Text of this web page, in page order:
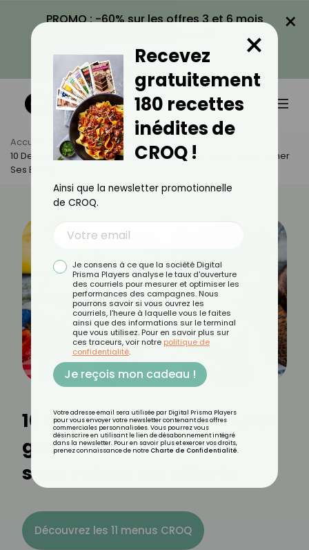
PROMO : -60% sur les offres 3 et 6 mois
VOIR LA PROMO
×
Accueil Actus
Recettes
10 Desserts Qui Ne Font Pas Grossir : Se Faire Plaisir Sans Ruiner
Ses Efforts
10 desserts qui ne font pas
grossir : se faire plaisir
sans ruiner ses efforts
Découvrez les 11 menus CROQ
Recevez
gratuitement
180 recettes
inédites de
CROQ !
×
Ainsi que la newsletter promotionnelle
de CROQ.
Je consens à ce que la société Digital
Prisma Players analyse le taux d'ouverture
des courriels pour mesurer et optimiser les
performances des campagnes. Nous
pourrons savoir si vous ouvrez les
courriels, l'heure à laquelle vous le faites
ainsi que des informations sur le terminal
que vous utilisez. Pour en savoir plus sur
ces traceurs, voir notre politique de
confidentialité.
Je reçois mon cadeau !
Votre adresse email sera utilisée par Digital Prisma Players
pour vous envoyer votre newsletter contenant des offres
commerciales personnalisées. Vous pourrez vous
désinscrire en utilisant le lien de désabonnement intégré
dans la newsletter. Pour en savoir plus et exercer vos droits,
prenez connaissance de notre Charte de Confidentialité.